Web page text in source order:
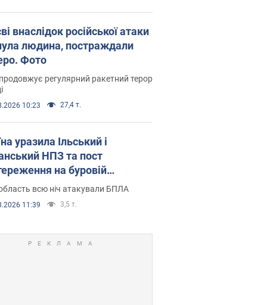
внаслідок російської атаки
людина, постраждали
Фото
регулярний ракетний терор
10:23 27,4 т.
уразила Ільський і
НПЗ та пост
на буровій
"Сиваш": Генштаб
деталі. Фото і відео
всю ніч атакували БПЛА
11:39 3,5 т.